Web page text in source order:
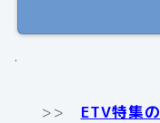
.
>> ETV特集